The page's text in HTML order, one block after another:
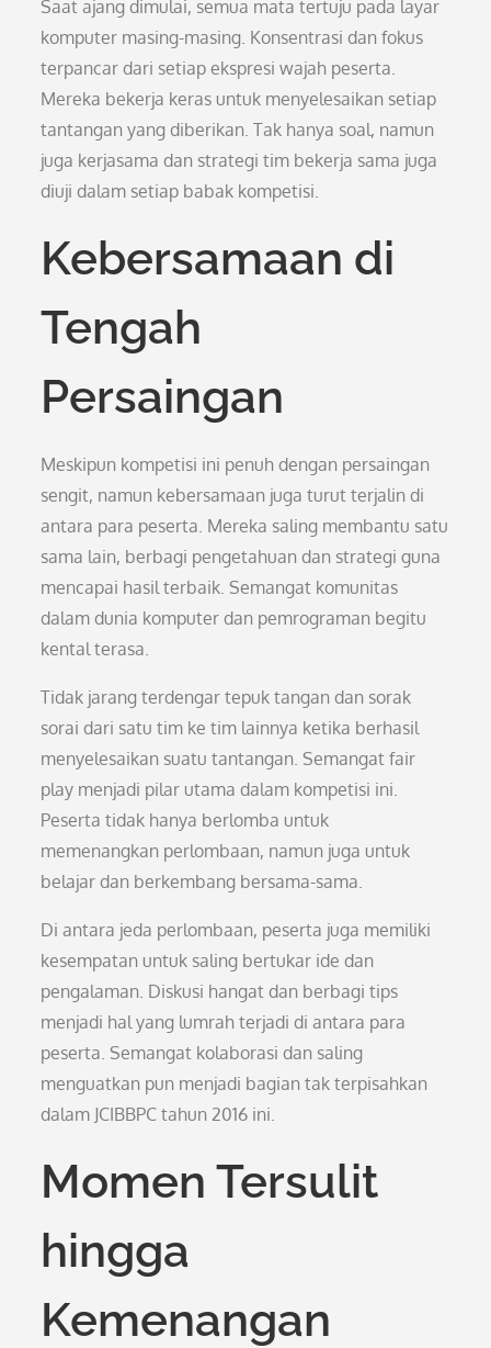
Saat ajang dimulai, semua mata tertuju pada layar
komputer masing-masing. Konsentrasi dan fokus
terpancar dari setiap ekspresi wajah peserta.
Mereka bekerja keras untuk menyelesaikan setiap
tantangan yang diberikan. Tak hanya soal, namun
juga kerjasama dan strategi tim bekerja sama juga
diuji dalam setiap babak kompetisi.
Kebersamaan di
Tengah
Persaingan
Meskipun kompetisi ini penuh dengan persaingan
sengit, namun kebersamaan juga turut terjalin di
antara para peserta. Mereka saling membantu satu
sama lain, berbagi pengetahuan dan strategi guna
mencapai hasil terbaik. Semangat komunitas
dalam dunia komputer dan pemrograman begitu
kental terasa.
Tidak jarang terdengar tepuk tangan dan sorak
sorai dari satu tim ke tim lainnya ketika berhasil
menyelesaikan suatu tantangan. Semangat fair
play menjadi pilar utama dalam kompetisi ini.
Peserta tidak hanya berlomba untuk
memenangkan perlombaan, namun juga untuk
belajar dan berkembang bersama-sama.
Di antara jeda perlombaan, peserta juga memiliki
kesempatan untuk saling bertukar ide dan
pengalaman. Diskusi hangat dan berbagi tips
menjadi hal yang lumrah terjadi di antara para
peserta. Semangat kolaborasi dan saling
menguatkan pun menjadi bagian tak terpisahkan
dalam JCIBBPC tahun 2016 ini.
Momen Tersulit
hingga
Kemenangan